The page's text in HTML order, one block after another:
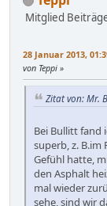
Mitglied
28 Januar 2013,
von Teppi
Zitat von: Mr.
Bei Bullitt fand
superb, z. B.im
Gefühl hatte,
den Asphalt
mal wieder
sehe, sind wir